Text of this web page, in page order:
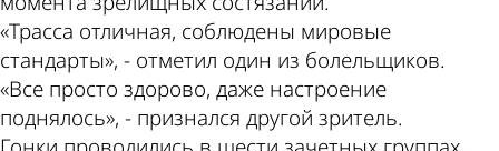
«Трасса отличная, соблюдены мировые
стандарты», - отметил один из болельщиков.
«Все просто здорово, даже настроение
поднялось», - признался другой зритель.